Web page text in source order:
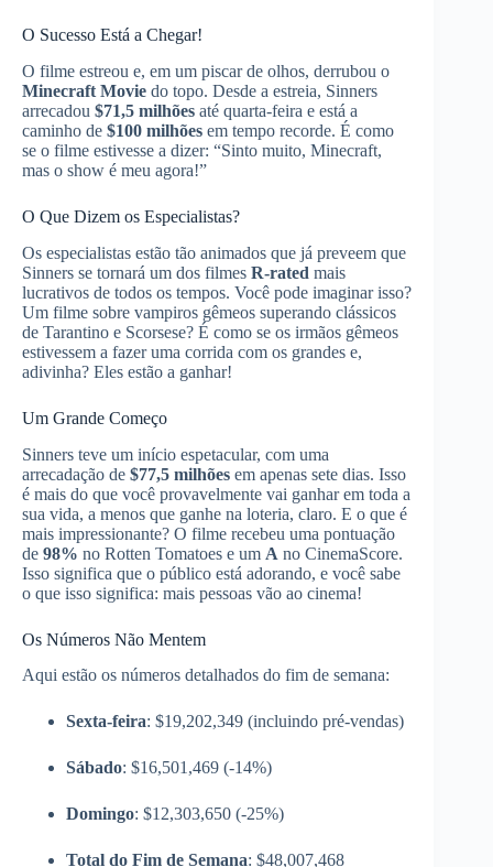
O Sucesso Está a Chegar!
O filme estreou e, em um piscar de olhos, derrubou o
Minecraft Movie do topo. Desde a estreia, Sinners
arrecadou $71,5 milhões até quarta-feira e está a
caminho de $100 milhões em tempo recorde. É como
se o filme estivesse a dizer: “Sinto muito, Minecraft,
mas o show é meu agora!”
O Que Dizem os Especialistas?
Os especialistas estão tão animados que já preveem que
Sinners se tornará um dos filmes R-rated mais
lucrativos de todos os tempos. Você pode imaginar isso?
Um filme sobre vampiros gêmeos superando clássicos
de Tarantino e Scorsese? É como se os irmãos gêmeos
estivessem a fazer uma corrida com os grandes e,
adivinha? Eles estão a ganhar!
Um Grande Começo
Sinners teve um início espetacular, com uma
arrecadação de $77,5 milhões em apenas sete dias. Isso
é mais do que você provavelmente vai ganhar em toda a
sua vida, a menos que ganhe na loteria, claro. E o que é
mais impressionante? O filme recebeu uma pontuação
de 98% no Rotten Tomatoes e um A no CinemaScore.
Isso significa que o público está adorando, e você sabe
o que isso significa: mais pessoas vão ao cinema!
Os Números Não Mentem
Aqui estão os números detalhados do fim de semana:
Sexta-feira: $19,202,349 (incluindo pré-vendas)
Sábado: $16,501,469 (-14%)
Domingo: $12,303,650 (-25%)
Total do Fim de Semana: $48,007,468